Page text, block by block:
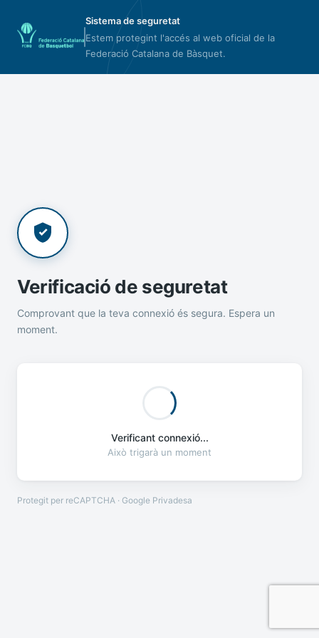
Sistema de seguretat
Estem protegint l'accés al web oficial de la
Federació Catalana de Bàsquet.
Verificació de seguretat
Comprovant que la teva connexió és segura. Espera un
moment.
Verificant connexió...
Això trigarà un moment
Protegit per reCAPTCHA · Google Privadesa